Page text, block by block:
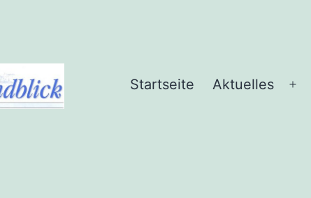
Startseite Aktuelles